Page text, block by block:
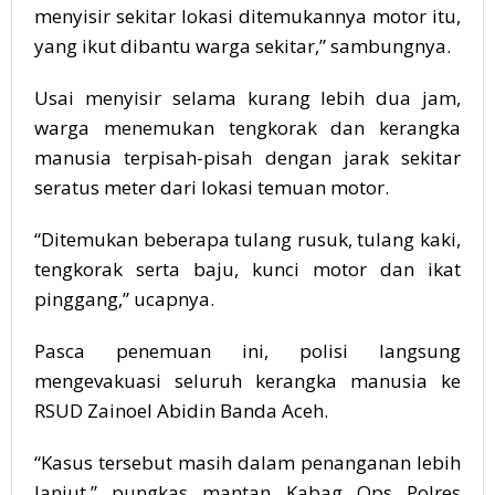
menyisir sekitar lokasi ditemukannya motor itu,
yang ikut dibantu warga sekitar,” sambungnya.
Usai menyisir selama kurang lebih dua jam,
warga menemukan tengkorak dan kerangka
manusia terpisah-pisah dengan jarak sekitar
seratus meter dari lokasi temuan motor.
“Ditemukan beberapa tulang rusuk, tulang kaki,
tengkorak serta baju, kunci motor dan ikat
pinggang,” ucapnya.
Pasca penemuan ini, polisi langsung
mengevakuasi seluruh kerangka manusia ke
RSUD Zainoel Abidin Banda Aceh.
“Kasus tersebut masih dalam penanganan lebih